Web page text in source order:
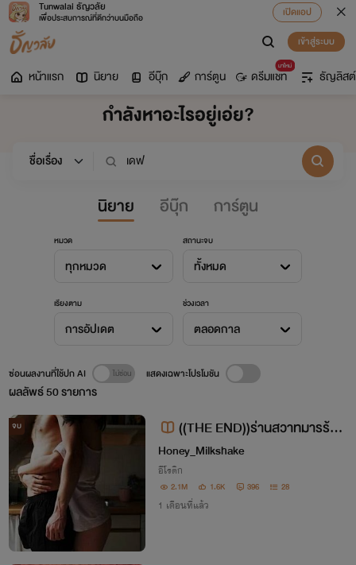
Tunwalai ธัญวลัย
เพื่อประสบการณ์ที่ดีกว่าบนมือถือ
เปิดแอป
เข้าสู่ระบบ
หน้าแรก นิยาย อีบุ๊ก การ์ตูน
มาใหม่
ดรีมแชท ธัญลิสต์
กำลังหาอะไรอยู่เอ่ย?
นิยาย อีบุ๊ก การ์ตูน
หมวด
ทุกหมวด
สถานะจบ
ทั้งหมด
เรียงตาม
การอัปเดต
ช่วงเวลา
ตลอดกาล
ผลลัพธ์50รายการ
ซ่อนผลงานที่ใช้ปก AI แสดงเฉพาะโปรโมชัน
จบ
((THE END))ร่านสวาทมารร้าย
(I'm Bitch)NC18+
Honey_Milkshake
อีโรติก
2.1M 1.6K 396 28
1 เดือนที่แล้ว